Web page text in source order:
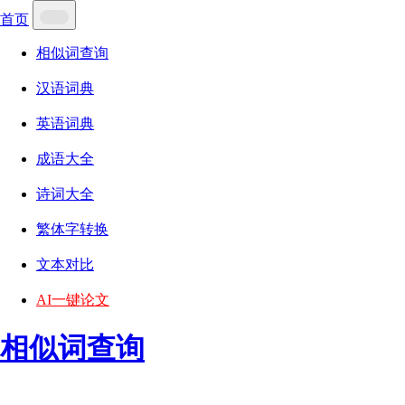
首页
相似词查询
汉语词典
英语词典
成语大全
诗词大全
繁体字转换
文本对比
AI一键论文
相似词查询